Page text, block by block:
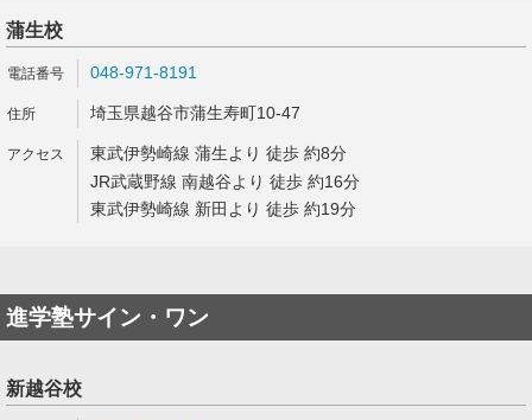
蒲生校
048-971-8191
埼玉県越谷市蒲生寿町10-47
東武伊勢崎線 蒲生より 徒歩 約8分
JR武蔵野線 南越谷より 徒歩 約16分
東武伊勢崎線 新田より 徒歩 約19分
進学塾サイン・ワン
新越谷校